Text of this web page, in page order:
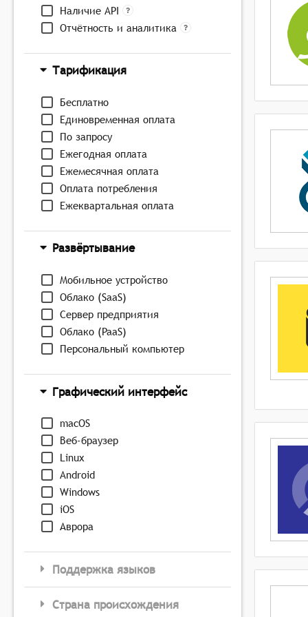
Наличие API
Отчётность и аналитика
Тарификация
Бесплатно
Единовременная оплата
По запросу
Ежегодная оплата
Ежемесячная оплата
Оплата потребления
Ежеквартальная оплата
Развёртывание
Мобильное устройство
Облако (SaaS)
Сервер предприятия
Облако (PaaS)
Персональный компьютер
Графический интерфейс
macOS
Веб-браузер
Linux
Android
Windows
iOS
Аврора
Поддержка языков
Страна происхождения